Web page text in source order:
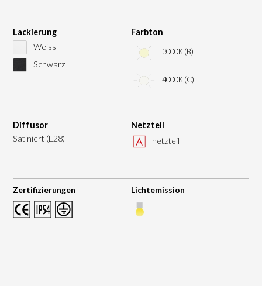
Lackierung
Weiss
Schwarz
Farbton
3000K (B)
4000K (C)
Diffusor
Satiniert (E28)
Netzteil
netzteil
Zertifizierungen Lichtemission